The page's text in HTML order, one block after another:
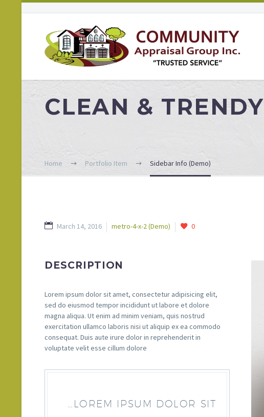
CLEAN & TRENDY
Home Portfolio Item Sidebar Info (Demo)
March 14, 2016 metro-4-x-2 (Demo) 0
DESCRIPTION
Lorem ipsum dolor sit amet, consectetur adipisicing elit,
sed do eiusmod tempor incididunt ut labore et dolore
magna aliqua. Ut enim ad minim veniam, quis nostrud
exercitation ullamco laboris nisi ut aliquip ex ea commodo
consequat. Duis aute irure dolor in reprehenderit in
voluptate velit esse cillum dolore
…LOREM IPSUM DOLOR SIT